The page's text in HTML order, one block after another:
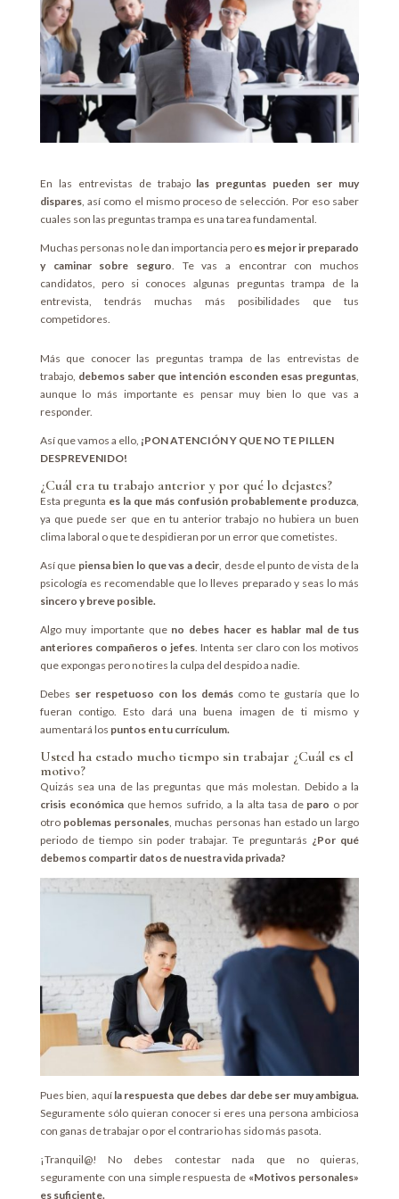
En las entrevistas de trabajo las preguntas pueden ser muy
dispares, así como el mismo proceso de selección. Por eso saber
cuales son las preguntas trampa es una tarea fundamental.
Muchas personas no le dan importancia pero es mejor ir preparado
y caminar sobre seguro. Te vas a encontrar con muchos
candidatos, pero si conoces algunas preguntas trampa de la
entrevista, tendrás muchas más posibilidades que tus
competidores.
Más que conocer las preguntas trampa de las entrevistas de
trabajo, debemos saber que intención esconden esas preguntas,
aunque lo más importante es pensar muy bien lo que vas a
responder.
Así que vamos a ello, ¡PON ATENCIÓN Y QUE NO TE PILLEN
DESPREVENIDO!
¿Cuál era tu trabajo anterior y por qué lo dejastes?
Esta pregunta es la que más confusión probablemente produzca,
ya que puede ser que en tu anterior trabajo no hubiera un buen
clima laboral o que te despidieran por un error que cometistes.
Así que piensa bien lo que vas a decir, desde el punto de vista de la
psicología es recomendable que lo lleves preparado y seas lo más
sincero y breve posible.
Algo muy importante que no debes hacer es hablar mal de tus
anteriores compañeros o jefes. Intenta ser claro con los motivos
que expongas pero no tires la culpa del despido a nadie.
Debes ser respetuoso con los demás como te gustaría que lo
fueran contigo. Esto dará una buena imagen de ti mismo y
aumentará los puntos en tu currículum.
Usted ha estado mucho tiempo sin trabajar ¿Cuál es el
motivo?
Quizás sea una de las preguntas que más molestan. Debido a la
crisis económicaque hemos sufrido, a la alta tasa de paro o por
otro poblemas personales, muchas personas han estado un largo
periodo de tiempo sin poder trabajar. Te preguntarás ¿Por qué
debemos compartir datos de nuestra vida privada?
Pues bien, aquíla respuesta que debes dar debe ser muy ambigua.
Seguramente sólo quieran conocer si eres una persona ambiciosa
con ganas de trabajar o por el contrario has sido más pasota.
¡Tranquil@! No debes contestar nada que no quieras,
seguramente con una simple respuesta de «Motivos personales»
es suficiente.